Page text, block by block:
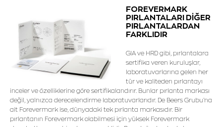
FOREVERMARK
PIRLANTALARI DİĞER
PIRLANTALARDAN
FARKLIDIR
GIA ve HRD gibi, pırlantalara
sertifika veren kuruluşlar,
laboratuvarlarına gelen her
tür ve kaliteden pırlantayı
inceler ve özelliklerine göre sertifikalandırır. Bunlar pırlanta markası
değil, yalnızca derecelendirme laboratuvarlarıdır. De Beers Grubu'na
ait Forevermark ise, dünyadaki tek pırlanta markasıdır. Bir
pırlantanın Forevermark olabilmesi için yüksek Forevermark